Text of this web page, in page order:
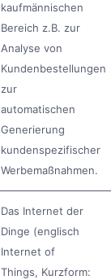
kaufmännischen
Bereich z.B. zur
Analyse von
Kundenbestellungen
zur
automatischen
Generierung
kundenspezifischer
Werbemaßnahmen.
Das Internet der
Dinge (englisch
Internet of
Things, Kurzform: